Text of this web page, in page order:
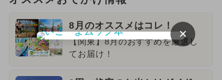
8月のオススメはコレ！
【関東】8月のおすすめを厳選し
てお届け！
×